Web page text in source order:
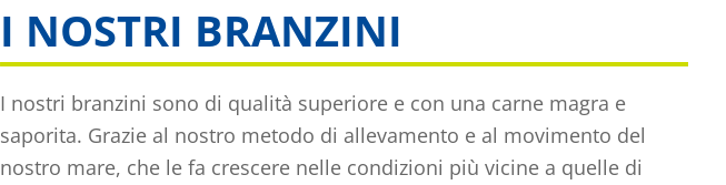
I NOSTRI BRANZINI
I nostri branzini sono di qualità superiore e con una carne magra e
saporita. Grazie al nostro metodo di allevamento e al movimento del
nostro mare, che le fa crescere nelle condizioni più vicine a quelle di